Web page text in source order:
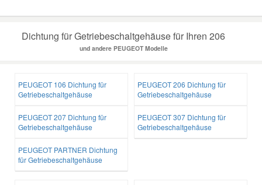
Dichtung für Getriebeschaltgehäuse für Ihren 206
und andere PEUGEOT Modelle
PEUGEOT 106 Dichtung für
Getriebeschaltgehäuse
PEUGEOT 206 Dichtung für
Getriebeschaltgehäuse
PEUGEOT 207 Dichtung für
Getriebeschaltgehäuse
PEUGEOT 307 Dichtung für
Getriebeschaltgehäuse
PEUGEOT PARTNER Dichtung
für Getriebeschaltgehäuse